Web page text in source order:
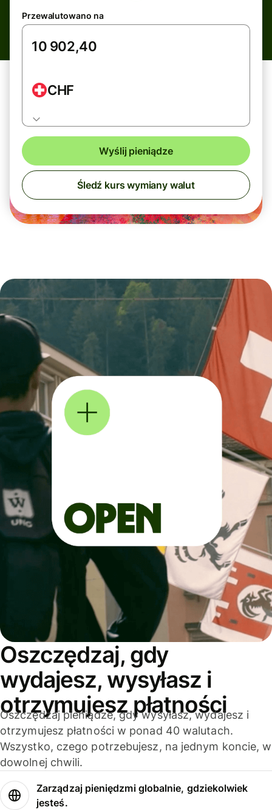
Przewalutowano na
CHF
Wyślij pieniądze
Śledź kurs wymiany walut
Oszczędzaj, gdy
wydajesz, wysyłasz i
otrzymujesz płatności
Oszczędzaj pieniądze, gdy wysyłasz, wydajesz i
otrzymujesz płatności w ponad 40 walutach.
Wszystko, czego potrzebujesz, na jednym koncie, w
dowolnej chwili.
Zarządzaj pieniędzmi globalnie, gdziekolwiek
jesteś.